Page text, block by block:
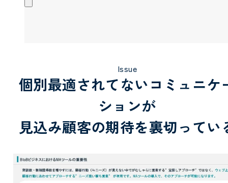
Issue
個別最適されてないコミュニケ
ションが
見込み顧客の期待を裏切ってい